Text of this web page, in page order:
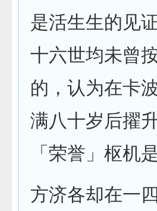
是活生生的见
十六世均未曾
的，认为在卡
满八十岁后擢
「荣誉」枢机
方济各却在一